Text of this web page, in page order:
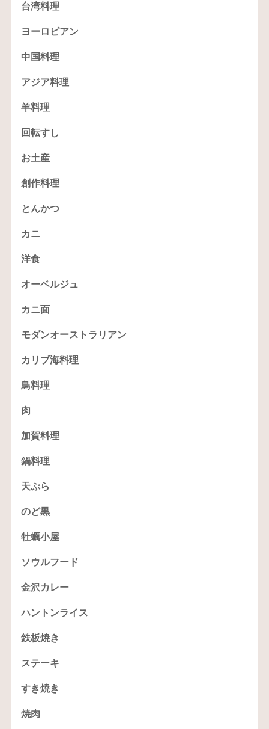
台湾料理
ヨーロピアン
中国料理
アジア料理
羊料理
回転すし
お土産
創作料理
とんかつ
カニ
洋食
オーベルジュ
カニ面
モダンオーストラリアン
カリブ海料理
鳥料理
肉
加賀料理
鍋料理
天ぷら
のど黒
牡蠣小屋
ソウルフード
金沢カレー
ハントンライス
鉄板焼き
ステーキ
すき焼き
焼肉